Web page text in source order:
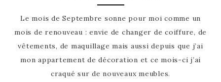
Le mois de Septembre sonne pour moi comme un
mois de renouveau : envie de changer de coiffure, de
vêtements, de maquillage mais aussi depuis que j’ai
mon appartement de décoration et ce mois-ci j’ai
craqué sur de nouveaux meubles.